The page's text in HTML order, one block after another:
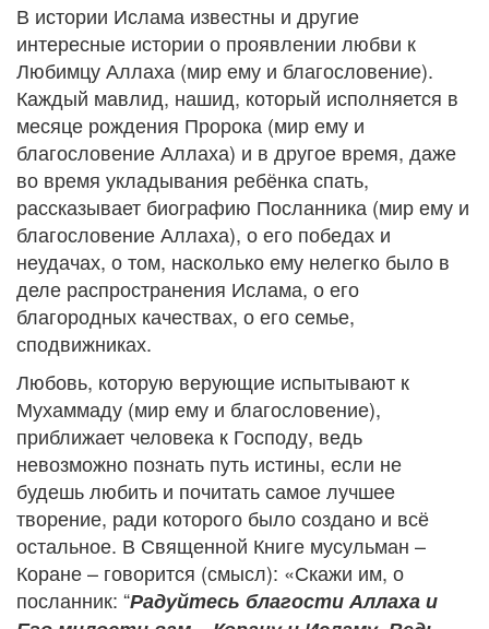
В истории Ислама известны и другие
интересные истории о проявлении любви к
Любимцу Аллаха (мир ему и благословение).
Каждый мавлид, нашид, который исполняется в
месяце рождения Пророка (мир ему и
благословение Аллаха) и в другое время, даже
во время укладывания ребёнка спать,
рассказывает биографию Посланника (мир ему и
благословение Аллаха), о его победах и
неудачах, о том, насколько ему нелегко было в
деле распространения Ислама, о его
благородных качествах, о его семье,
сподвижниках.
Любовь, которую верующие испытывают к
Мухаммаду (мир ему и благословение),
приближает человека к Господу, ведь
невозможно познать путь истины, если не
будешь любить и почитать самое лучшее
творение, ради которого было создано и всё
остальное. В Священной Книге мусульман –
Коране – говорится (смысл): «Скажи им, о
посланник: “Радуйтесь благости Аллаха и